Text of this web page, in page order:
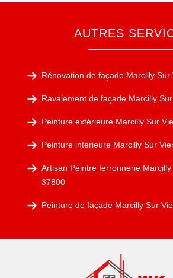
AUTRES
Rénovation de façade Marcilly Sur
Ravalement de façade Marcilly
Peinture extérieure Marcilly Sur
Peinture intérieure Marcilly Sur
Artisan Peintre ferronnerie
37800
Peinture de façade Marcilly Sur